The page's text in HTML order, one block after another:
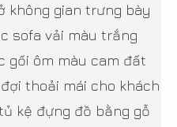
không gian trưng bày
sofa vải màu trắng
gối ôm màu cam đất
thoải mái cho khách
kệ đựng đồ bằng gỗ